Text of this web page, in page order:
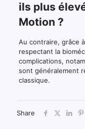
ils plus
Motion ?
Au contraire, grâce
respectant la
complications,
sont généralement
classique.
Share